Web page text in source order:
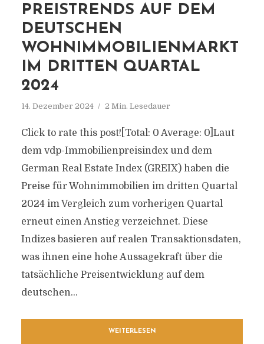
PREISTRENDS AUF DEM
DEUTSCHEN
WOHNIMMOBILIENMARKT
IM DRITTEN QUARTAL
2024
14. Dezember 2024 2 Min. Lesedauer
Click to rate this post![Total: 0 Average: 0]Laut
dem vdp-Immobilienpreisindex und dem
German Real Estate Index (GREIX) haben die
Preise für Wohnimmobilien im dritten Quartal
2024 im Vergleich zum vorherigen Quartal
erneut einen Anstieg verzeichnet. Diese
Indizes basieren auf realen Transaktionsdaten,
was ihnen eine hohe Aussagekraft über die
tatsächliche Preisentwicklung auf dem
deutschen...
WEITERLESEN